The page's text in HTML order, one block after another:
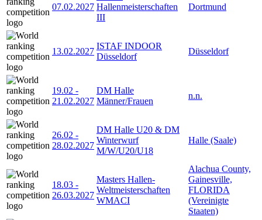
07.02.2027 Hallenmeisterschaften
III
Dortmund
13.02.2027
ISTAF INDOOR
Düsseldorf
Düsseldorf
19.02 -
21.02.2027
DM Halle
Männer/Frauen
n.n.
26.02 -
28.02.2027
DM Halle U20 & DM
Winterwurf
M/W/U20/U18
Halle (Saale)
18.03 -
26.03.2027
Masters Hallen-
Weltmeisterschaften
WMACI
Alachua County,
Gainesville,
FLORIDA
(Vereinigte
Staaten)